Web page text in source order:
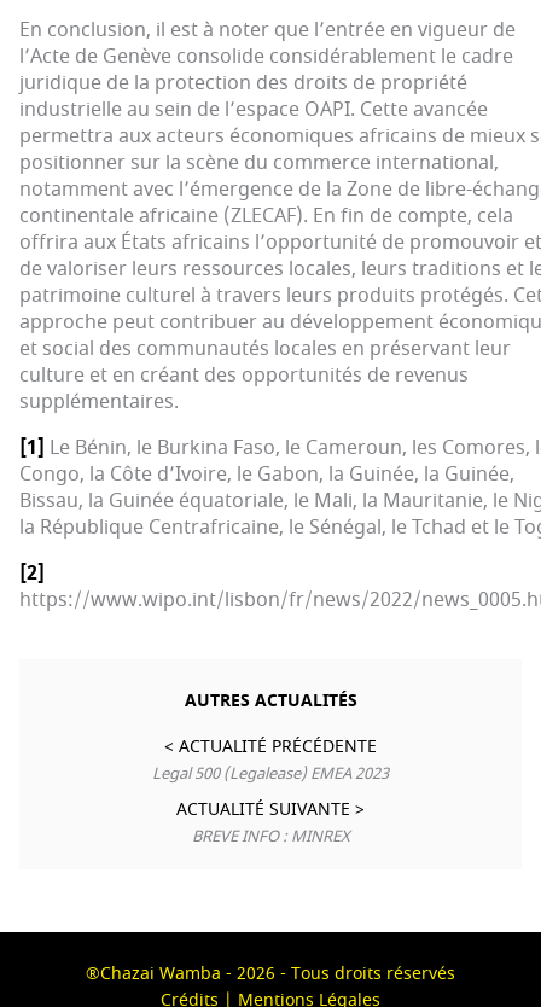
En conclusion, il est à noter que l’entrée en vigueur de
l’Acte de Genève consolide considérablement le cadre
juridique de la protection des droits de propriété
industrielle au sein de l’espace OAPI. Cette avancée
permettra aux acteurs économiques africains de mieux
positionner sur la scène du commerce international,
notamment avec l’émergence de la Zone de libre-
continentale africaine (ZLECAF). En fin de compte, cela
offrira aux États africains l’opportunité de promouvoir et
de valoriser leurs ressources locales, leurs traditions et
patrimoine culturel à travers leurs produits protégés.
approche peut contribuer au développement
et social des communautés locales en préservant leur
culture et en créant des opportunités de revenus
supplémentaires.
[1] Le Bénin, le Burkina Faso, le Cameroun, les Comores,
Congo, la Côte d’Ivoire, le Gabon, la Guinée, la Guinée,
Bissau, la Guinée équatoriale, le Mali, la Mauritanie, le
la République Centrafricaine, le Sénégal, le Tchad et le
[2]
https://www.wipo.int/lisbon/fr/news/2022/
AUTRES ACTUALITÉS
< ACTUALITÉ PRÉCÉDENTE
Legal 500 (Legalease) EMEA 2023
ACTUALITÉ SUIVANTE >
BREVE INFO : MINREX
®Chazai Wamba - 2026 - Tous droits réservés
Crédits | Mentions Légales